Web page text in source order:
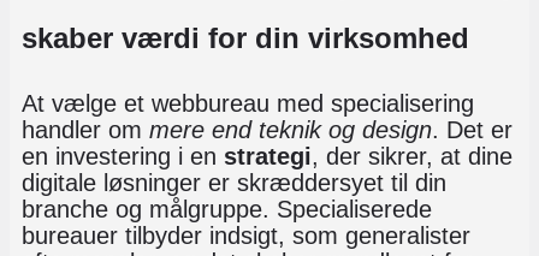
skaber værdi for din virksomhed
At vælge et webbureau med specialisering
handler om mere end teknik og design. Det er
en investering i en strategi, der sikrer, at dine
digitale løsninger er skræddersyet til din
branche og målgruppe. Specialiserede
bureauer tilbyder indsigt, som generalister